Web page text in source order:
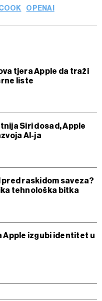
OPENAI
tjera Apple da traži
liste
Siri dosad, Apple
AI-ja
pred raskidom saveza?
tehnološka bitka
Apple izgubi identitet u